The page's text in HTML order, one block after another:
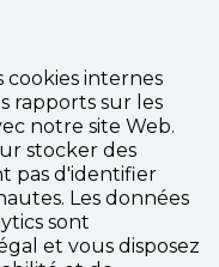
cookies internes
rapports sur les
notre site Web.
stocker des
pas d'identifier
Les données
sont
et vous disposez